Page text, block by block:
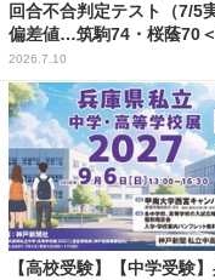
回合不合判定テスト（7/5
偏差値…筑駒74・桜蔭70
2026.7.10
【高校受験】【中学受験